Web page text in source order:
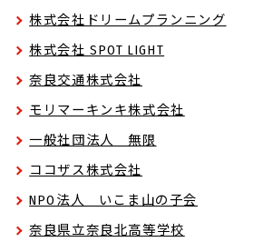
株式会社ドリームプランニング
株式会社 SPOT LIGHT
奈良交通株式会社
モリマーキンキ株式会社
一般社団法人 無限
ココザス株式会社
NPO法人 いこま山の子会
奈良県立奈良北高等学校